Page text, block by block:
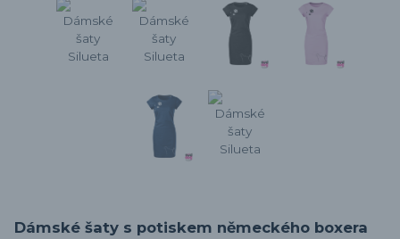
Dámské šaty s potiskem německého boxera